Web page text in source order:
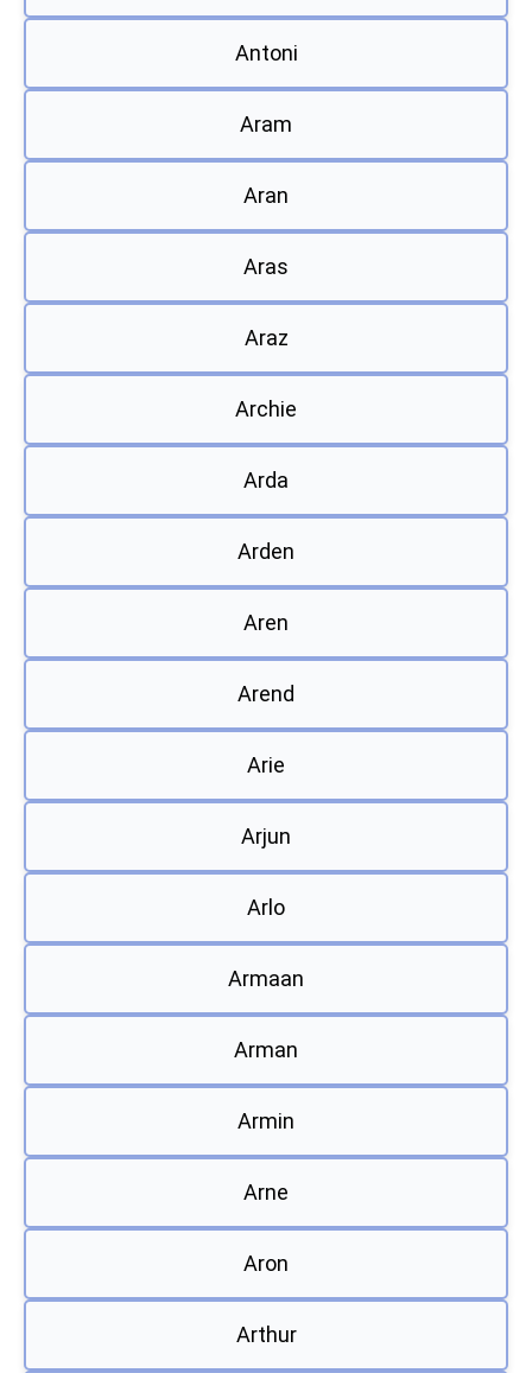
Antoni
Aram
Aran
Aras
Araz
Archie
Arda
Arden
Aren
Arend
Arie
Arjun
Arlo
Armaan
Arman
Armin
Arne
Aron
Arthur